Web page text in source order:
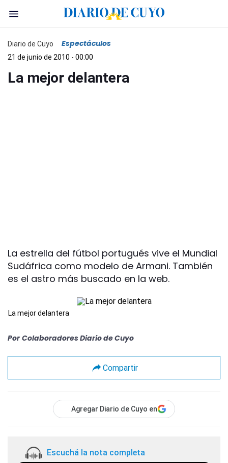
Diario de Cuyo Espectáculos
21 de junio de 2010 - 00:00
La mejor delantera
La estrella del fútbol portugués vive el Mundial
Sudáfrica como modelo de Armani. También
es el astro más buscado en la web.
La mejor delantera
Por Colaboradores Diario de Cuyo
Compartir
Agregar Diario de Cuyo en
Escuchá la nota completa